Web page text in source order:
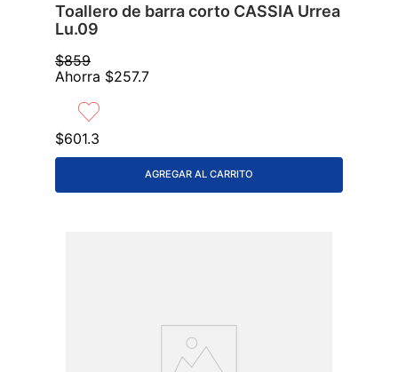
Toallero de barra corto CASSIA Urrea
Lu.09
$859
Ahorra $257.7
$601.3
AGREGAR AL CARRITO